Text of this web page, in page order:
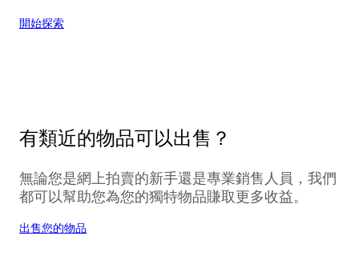
開始探索
有類近的物品可以出售？
無論您是網上拍賣的新手還是專業銷售人員，我們
都可以幫助您為您的獨特物品賺取更多收益。
出售您的物品